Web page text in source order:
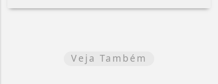
Veja Também